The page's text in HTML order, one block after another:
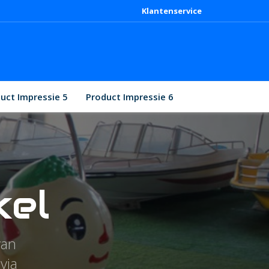
Klantenservice
Impressie 5 Product Impressie 6